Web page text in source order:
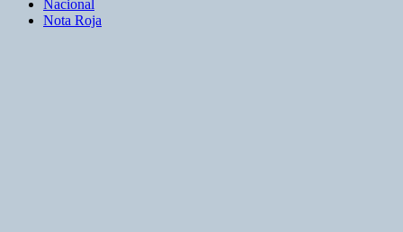
Nacional
Nota Roja